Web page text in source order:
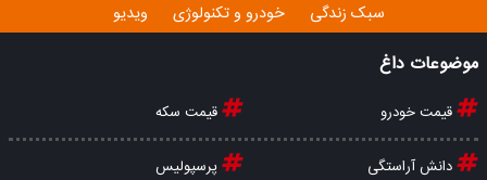
سبک زندگی
خودرو و تکنولوژی ویدیو
موضوعات داغ
قیمت خودرو قیمت سکه
دانش آراستگی پرسپولیس